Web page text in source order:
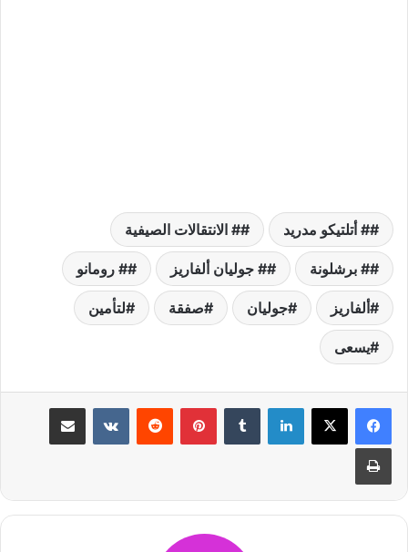
# أتلتيكو مدريد # الانتقالات الصيفية
# برشلونة # جوليان ألفاريز # رومانو
ألفاريز جوليان صفقة لتأمين
يسعى
لينكدإن بينتيريست مشاركة عبر البريد
طباعة